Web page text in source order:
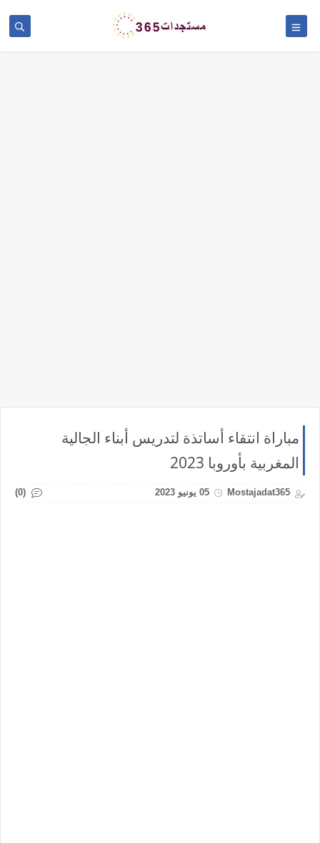
مباراة انتقاء أساتذة لتدريس أبناء الجالية
المغربية بأوروبا 2023
Mostajadat365 05 يونيو 2023 (0)